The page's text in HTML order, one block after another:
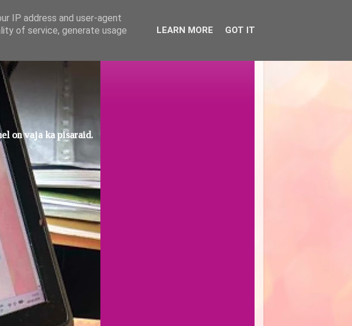
on vaja ka pisaraid.
IP address and user-agent
of service, generate usage
LEARN MORE GOT IT